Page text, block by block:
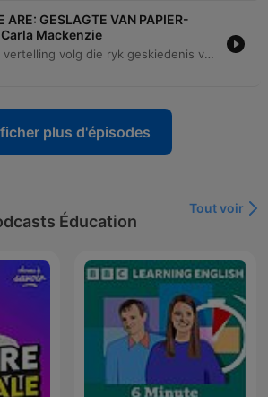
ARE: GESLAGTE VAN PAPIER-
Mackenzie
Hierdie dokumentêre vertelling volg die ryk geskiedenis van die Papierfamilieband, 'n musiekgroep wat reeds sedert 1932 bestaan. Die storie fokus op die nalatenskap van die familie, van die stigting deur Martinez Papier tot die moderne prestasie van sy agterkleinkind, Greigin, wat die groep na die wêreldverhoog van die Chelsea Blommerskou in Londen geneem het. Die episode ondersoek die diep wortels van Langarm-musiek in die Wes-Kaap en hoe hierdie tradisie as 'n universele taal dien wat kulture en generasies verbind. Die vertelling bied 'n intieme kykie na die persoonlike groei van 'n musikant wat van kleuterjare op tromme tot by die bespeel van verskeie instrumente ontwikkel het. Dit beklemtoon die belangrikheid van respek vir tradisie, die rol van musiek in gemeenskapsgeleenthede soos troues en begrafnisse, en die trots van 'n familie wat hul kulturele erfenis met die wêreld deel.
plus d'épisodes
Éducation
Tout voir